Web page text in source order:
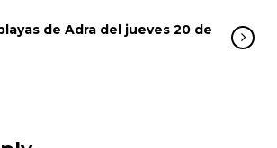
de Adra del jueves 20 de